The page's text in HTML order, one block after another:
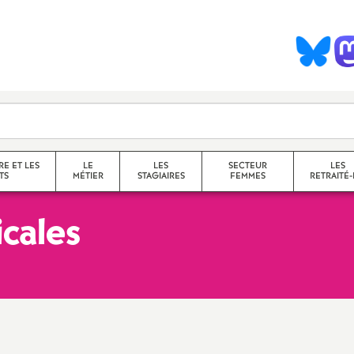
ET LES
LE
MÉTIER
collège
LES
STAGIAIRES
SECTEUR
FEMMES
LES